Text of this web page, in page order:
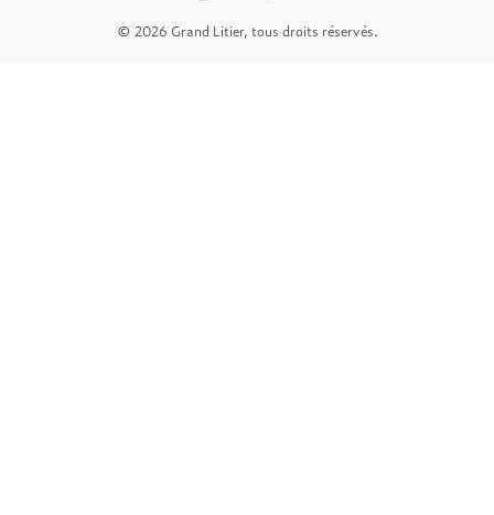
© 2026 Grand Litier, tous droits réservés.